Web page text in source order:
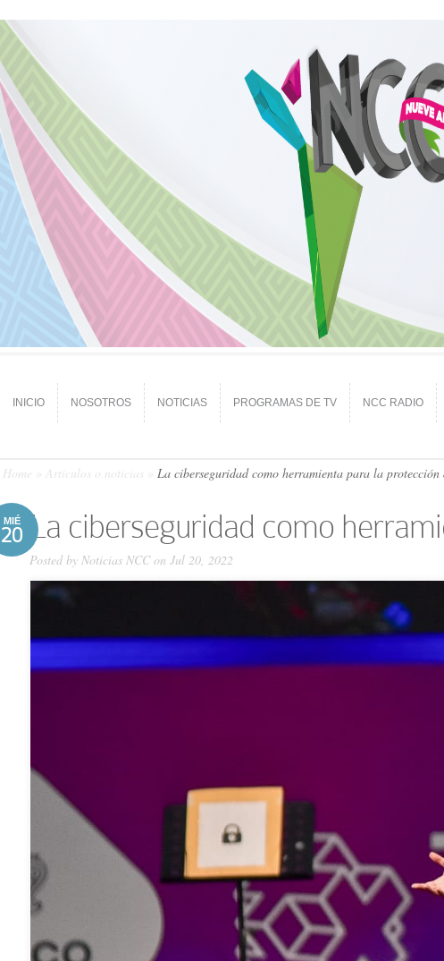
INICIO NOSOTROS NOTICIAS PROGRAMAS DE TV NCC RADIO
Home Artículos o noticias La ciberseguridad como herramienta para la protección
MIÉ
20 La ciberseguridad como
Posted by Noticias NCCon Jul 20, 2022